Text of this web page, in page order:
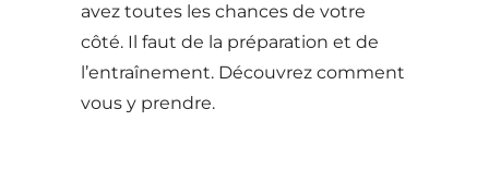
avez toutes les chances de votre
côté. Il faut de la préparation et de
l’entraînement. Découvrez comment
vous y prendre.